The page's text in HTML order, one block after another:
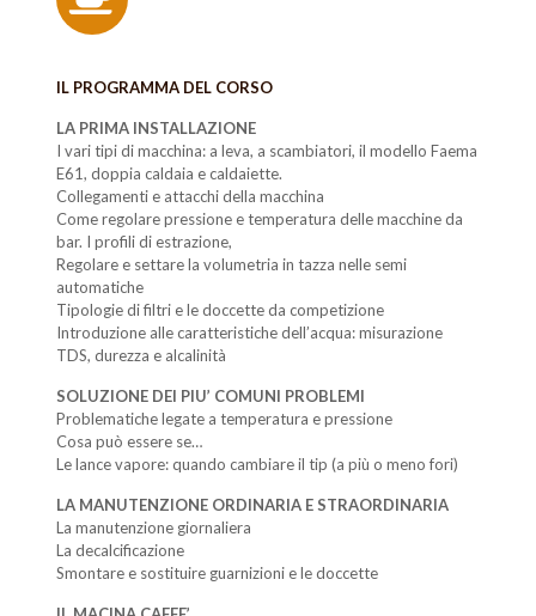
IL PROGRAMMA DEL CORSO
LA PRIMA INSTALLAZIONE
I vari tipi di macchina: a leva, a scambiatori, il modello Faema
E61, doppia caldaia e caldaiette.
Collegamenti e attacchi della macchina
Come regolare pressione e temperatura delle macchine da
bar. I profili di estrazione,
Regolare e settare la volumetria in tazza nelle semi
automatiche
Tipologie di filtri e le doccette da competizione
Introduzione alle caratteristiche dell’acqua: misurazione
TDS, durezza e alcalinità
SOLUZIONE DEI PIU’ COMUNI PROBLEMI
Problematiche legate a temperatura e pressione
Cosa può essere se…
Le lance vapore: quando cambiare il tip (a più o meno fori)
LA MANUTENZIONE ORDINARIA E STRAORDINARIA
La manutenzione giornaliera
La decalcificazione
Smontare e sostituire guarnizioni e le doccette